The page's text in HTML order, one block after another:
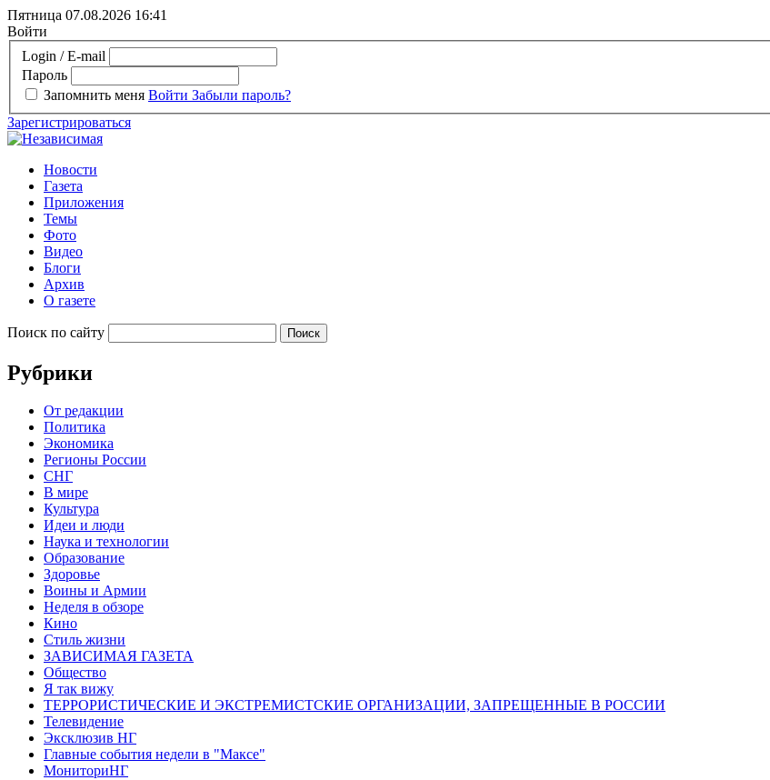
Пятница 07.08.2026 16:41
Войти
Login / E-mail
Пароль
Запомнить меня Войти Забыли пароль?
Зарегистрироваться
Новости
Газета
Приложения
Темы
Фото
Видео
Блоги
Архив
О газете
Поиск по сайту
Рубрики
От редакции
Политика
Экономика
Регионы России
СНГ
В мире
Культура
Идеи и люди
Наука и технологии
Образование
Здоровье
Воины и Армии
Неделя в обзоре
Кино
Стиль жизни
ЗАВИСИМАЯ ГАЗЕТА
Общество
Я так вижу
ТЕРРОРИСТИЧЕСКИЕ И ЭКСТРЕМИСТСКИЕ ОРГАНИЗАЦИИ, ЗАПРЕЩЕННЫЕ В РОССИИ
Телевидение
Эксклюзив НГ
Главные события недели в "Максе"
МониториНГ